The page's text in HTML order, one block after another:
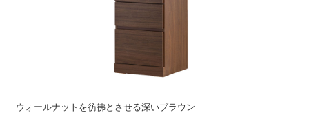
ウォールナットを彷彿とさせる深いブラウン